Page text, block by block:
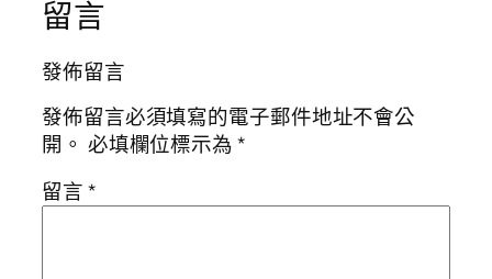
留言
發佈留言
發佈留言必須填寫的電子郵件地址不會公
開。 必填欄位標示為*
留言*